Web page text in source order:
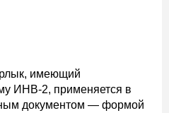
имеющий
ИНВ-2, применяется в
документом — формой